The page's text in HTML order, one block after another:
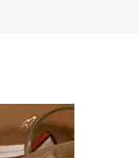
OFİS BAHÇELERİ